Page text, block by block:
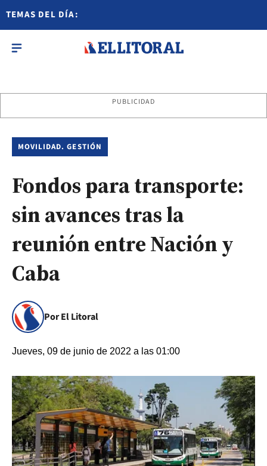
TEMAS DEL DÍA:
PUBLICIDAD
MOVILIDAD. GESTIÓN
Fondos para transporte:
sin avances tras la
reunión entre Nación y
Caba
Por El Litoral
Jueves, 09 de junio de 2022 a las 01:00